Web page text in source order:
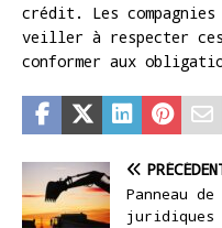
crédit. Les compagnies
veiller à respecter
conformer aux
Panneau
juridiques